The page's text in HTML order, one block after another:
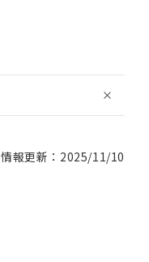
情報更新：2025/11/10